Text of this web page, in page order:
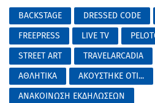
BACKSTAGE DRESSED CODE
FREEPRESS
LIVE TV
STREET ART
TRAVELARCADIA
ΑΘΛΗΤΙΚΑ
ΑΚΟΥΣΤΗΚΕ ΟΤΙ...
ΑΝΑΚΟΙΝΩΣΗ ΕΚΔΗΛΩΣΕΩΝ